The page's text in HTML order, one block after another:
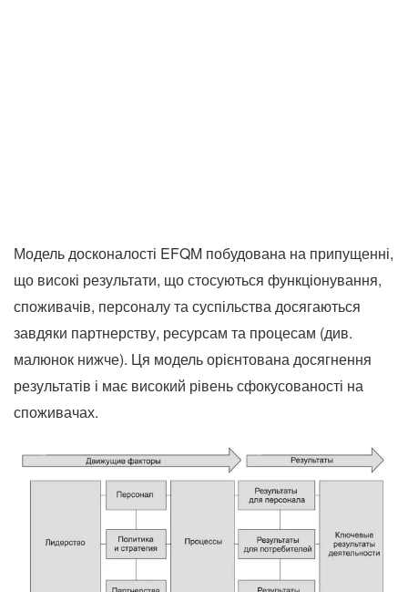
Модель досконалості EFQM побудована на припущенні,
що високі результати, що стосуються функціонування,
споживачів, персоналу та суспільства досягаються
завдяки партнерству, ресурсам та процесам (див.
малюнок нижче). Ця модель орієнтована досягнення
результатів і має високий рівень сфокусованості на
споживачах.